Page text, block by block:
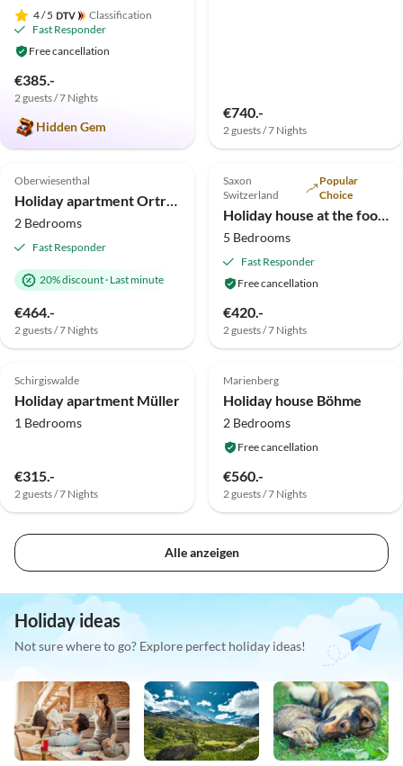
4/ 5
Classification
Fast Responder
Free cancellation
€385.-
2 guests / 7 Nights
Hidden Gem
€740.-
2 guests / 7 Nights
Top-Listing
5.0 (14)
Oberwiesenthal
Holiday apartment Ortrun
2 Bedrooms
Fast Responder
20% discount· Last minute
€464.-
2 guests / 7 Nights
Virtual
Family Haven
Top-Listing
5.0 (13)
Saxon
Switzerland
Popular
Choice
Holiday house at the foot of the Lilienstein
5 Bedrooms
Fast Responder
Free cancellation
€420.-
2 guests / 7 Nights
5.0 (9)
Schirgiswalde
Holiday apartment Müller
1 Bedrooms
€315.-
2 guests / 7 Nights
Top-Listing
4.5 (6)
Marienberg
Holiday house Böhme
2 Bedrooms
Free cancellation
€560.-
2 guests / 7 Nights
Alle anzeigen
Holiday ideas
Not sure where to go? Explore perfect holiday ideas!